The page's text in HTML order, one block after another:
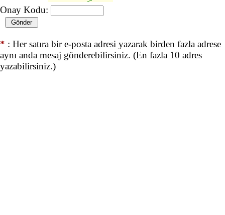
Onay Kodu:
* : Her satıra bir e-posta adresi yazarak birden fazla adrese
aynı anda mesaj gönderebilirsiniz. (En fazla 10 adres
yazabilirsiniz.)